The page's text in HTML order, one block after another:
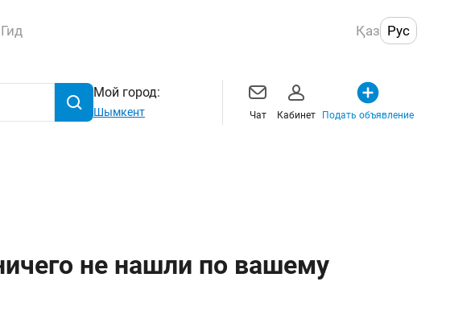
Қаз Рус
Мой город:
Шымкент Чат Кабинет Подать объявление
не нашли по вашему